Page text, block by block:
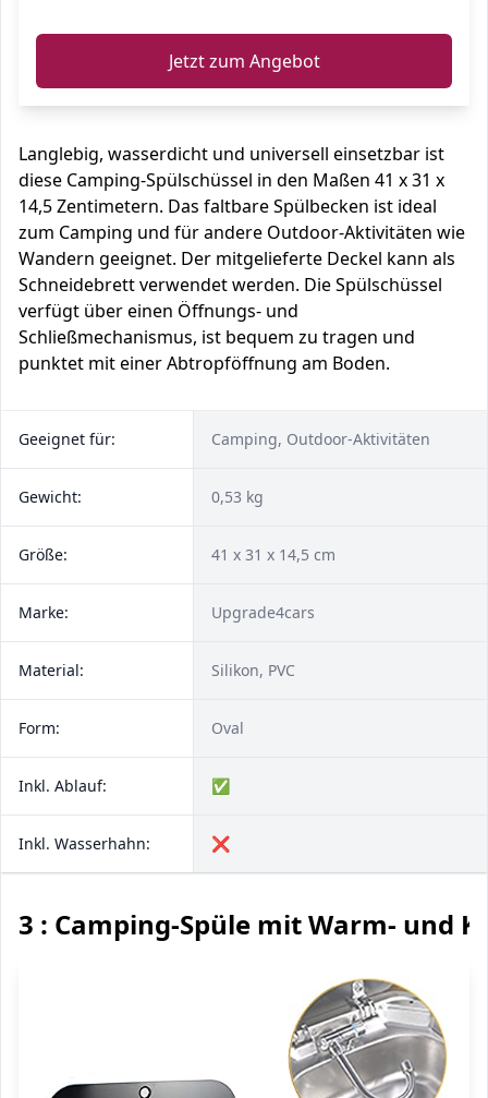
Jetzt zum Angebot
Langlebig, wasserdicht und universell einsetzbar ist
diese Camping-Spülschüssel in den Maßen 41 x 31 x
14,5 Zentimetern. Das faltbare Spülbecken ist ideal
zum Camping und für andere Outdoor-Aktivitäten wie
Wandern geeignet. Der mitgelieferte Deckel kann als
Schneidebrett verwendet werden. Die Spülschüssel
verfügt über einen Öffnungs- und
Schließmechanismus, ist bequem zu tragen und
punktet mit einer Abtropföffnung am Boden.
Geeignet für: Camping, Outdoor-Aktivitäten
Gewicht: 0,53 kg
Größe: 41 x 31 x 14,5 cm
Marke: Upgrade4cars
Material: Silikon, PVC
Form: Oval
Inkl. Ablauf: ✅
Inkl. Wasserhahn: ❌
3 : Camping-Spüle mit Warm- und